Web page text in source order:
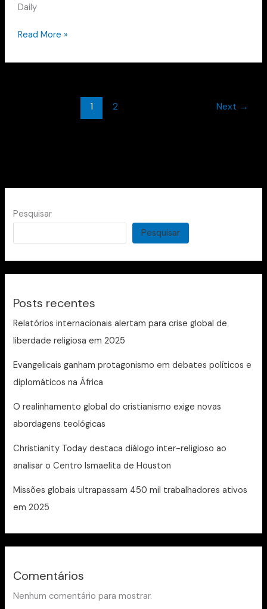
Daily
Read More »
1 2 Next →
Pesquisar
Pesquisar
Posts recentes
Relatórios internacionais alertam para crise global de
liberdade religiosa em 2025
Evangelicais ganham protagonismo em debates políticos e
diplomáticos na África
O realinhamento global do cristianismo exige novas
abordagens teológicas
Christianity Today destaca diálogo inter-religioso ao
analisar o Centro Ismaelita de Houston
Missões globais ultrapassam 450 mil trabalhadores ativos
em 2025
Comentários
Nenhum comentário para mostrar.